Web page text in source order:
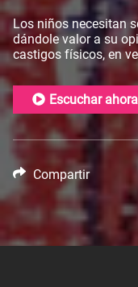
Los niños necesitan
dándole valor a su
castigos físicos, en
Escuchar ahora
Compartir